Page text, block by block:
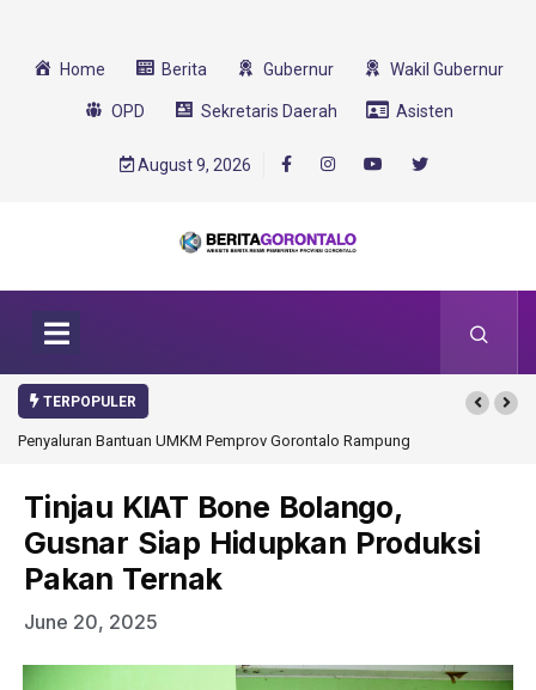
Home Berita Gubernur Wakil Gubernur
OPD Sekretaris Daerah Asisten
August 9, 2026
TERPOPULER
Bantuan UMKM Pemprov Gorontalo RampungGorontalo Ikut
Tinjau KIAT Bone Bolango,
Gusnar Siap Hidupkan Produksi
Pakan Ternak
June 20, 2025